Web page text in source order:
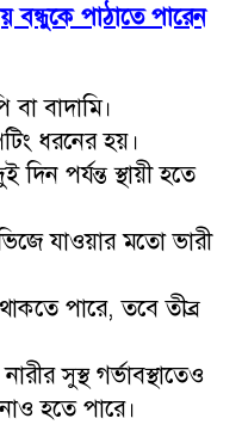
বন্ধুকে পাঠাতে পারেন
বাদামি।
ধরনের হয়।
পর্যন্ত স্থায়ী হতে
যাওয়ার মতো ভারী
পারে, তবে তীব্র
সুস্থ গর্ভাবস্থাতেও
হতে পারে।